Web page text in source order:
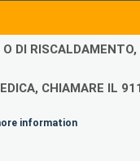
DI
CHIAMARE IL
information